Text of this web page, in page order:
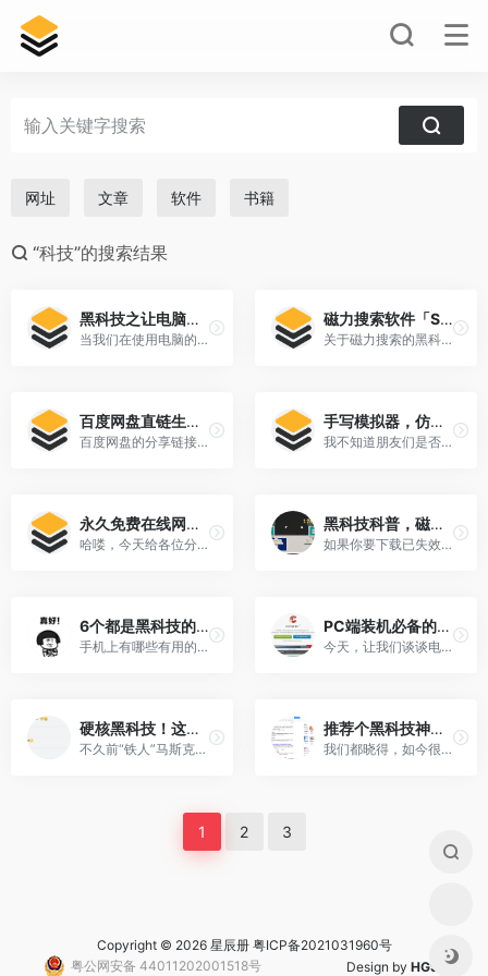
网址 文章 软件 书籍
“科技”的搜索结果
黑科技之让电脑不再收集我们的隐私信息
当我们在使用电脑的时候，往往会收到一些广告的推送。如果你也和我一样收到过一些广告的推送，那可能是你的电脑偷偷的[…]
磁力搜索软件「SO磁力」海量磁力搜索源黑科技
关于磁力搜索的黑科技软件工具，将近有半年没有推送过了，因为和谐的实在是太快了，刚用上瘾就无法加载，实在太难受。[…]
百度网盘直链生成和提取方法教程，不限速黑科技建议收藏
百度网盘的分享链接经常被人举报导致失效，于是广大人民群众创造出了黑科技通过秒传链接来下载百度网盘文件。PC端[…]
手写模拟器，仿真黑科技
我不知道朋友们是否经常写作，本人我已经很长时间没有写作了。尤其是当我上大学时，我基本上是使用计算机，无论是经[…]
永久免费在线网页PDF转换工具，CleverPDF黑科技
哈喽，今天给各位分享一个黑科技的福利网站“CleverPDF”“CleverPDF”是一个在线PDF工具[…]
黑科技科普，磁力链接和bt种子的区别
如果你要下载已失效的视频，该怎么办？当然，最简单的方法是找到有资源的up主，并要求他将这段视频发送给您。在[…]
6个都是黑科技的逆天app，虽然小众，但值得拥有！
手机上有哪些有用的软件？今天分享的神器虽然小众，但是每个都是黑科技的逆天app，值得拥有！01*Via浏览器[…]
PC端装机必备的款黑科技神器，用过都说好
今天，让我们谈谈电脑端安装所必需的6种黑科技工具。无论是办公还是娱乐，黑科技软件经常会出现在我们的生活浪潮中[…]
硬核黑科技！这只猴子大脑被“改造”，能用意念玩游戏，未来已来？
不久前“铁人”马斯克来推销他的新“黑科技”。埃隆·马斯克旗下的神经科学公司Neurolink9日发布了新的博[…]
推荐个黑科技神器，爱奇艺/腾讯/优酷VIP视频解析免费在线观看
我们都晓得，如今很多视频网站很多电影都要开会员看才可以观看，但是即便开了会员也不一定能看到想看的电影或者电视剧[…]
1 2 3
Copyright © 2026 星辰册 粤ICP备2021031960号
粤公网安备 44011202001518号Design by HGS